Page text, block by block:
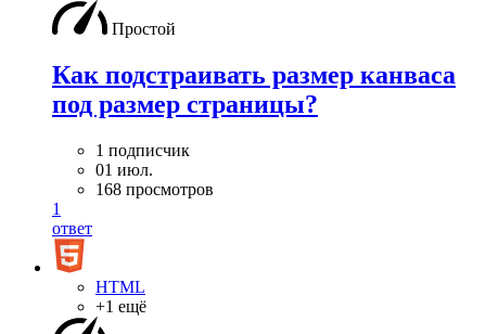
Простой
Как подстраивать размер канваса
под размер страницы?
1 подписчик
01 июл.
168 просмотров
1
ответ
HTML
+1 ещё